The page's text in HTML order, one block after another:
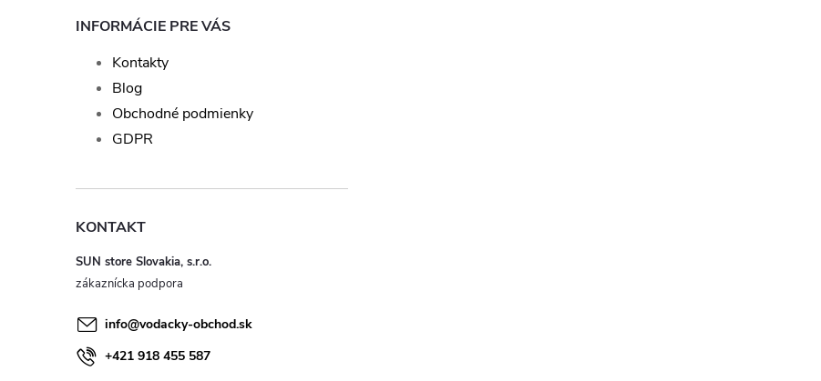
INFORMÁCIE PRE VÁS
Kontakty
Blog
Obchodné podmienky
GDPR
KONTAKT
SUN store Slovakia, s.r.o.
info@vodacky-obchod.sk
+421 918 455 587